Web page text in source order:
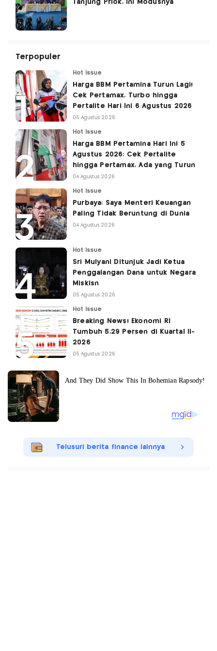
Tanjung Priok, Ini Modusnya
Terpopuler
Hot Issue
Harga BBM Pertamina Turun Lagi!
Cek Pertamax, Turbo hingga
Pertalite Hari Ini 6 Agustus 2026
05 Agustus 2026
Hot Issue
Harga BBM Pertamina Hari Ini 5
Agustus 2026: Cek Pertalite
hingga Pertamax, Ada yang Turun
04 Agustus 2026
Hot Issue
Purbaya: Saya Menteri Keuangan
Paling Tidak Beruntung di Dunia
04 Agustus 2026
Hot Issue
Sri Mulyani Ditunjuk Jadi Ketua
Penggalangan Dana untuk Negara
Miskisn
05 Agustus 2026
Hot Issue
Breaking News! Ekonomi RI
Tumbuh 5,29 Persen di Kuartal II-
2026
05 Agustus 2026
Telusuri berita finance lainnya